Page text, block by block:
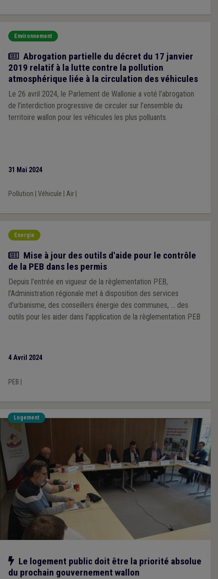
Environnement
Actualité
Abrogation partielle du décret du 17 janvier
2019 relatif à la lutte contre la pollution
atmosphérique liée à la circulation des véhicules
Le 26 avril 2024, le Parlement de Wallonie a voté l’abrogation
de l’interdiction progressive de circuler sur l’ensemble du
territoire wallon pour les véhicules les plus polluants.
31 Mai 2024
Pollution Véhicule Air|
Energie
Actualité
Mise à jour des outils d'aide pour le contrôle
de la PEB dans les permis
Depuis l'entrée en vigueur de la règlementation PEB,
l'Administration régionale met à disposition des services
d'urbanisme, des conseillers énergie des communes, ... des
outils pour les aider dans l'application de la règlementation PEB
4 Avril 2024
PEB
Logement
Notre action
Le logement public doit être la priorité absolue
du prochain gouvernement wallon